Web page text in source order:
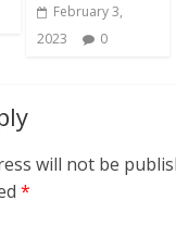
February 3,
2023
0
will not be
*